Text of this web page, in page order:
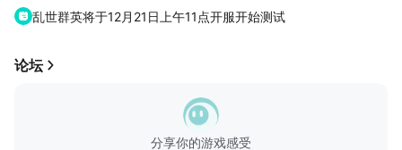
乱世群英将于12月21日上午11点开服开始测试
论坛
分享你的游戏感受